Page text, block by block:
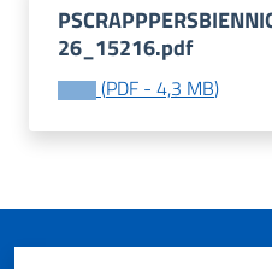
26_15216.pdf
(PDF - 4,3 MB)